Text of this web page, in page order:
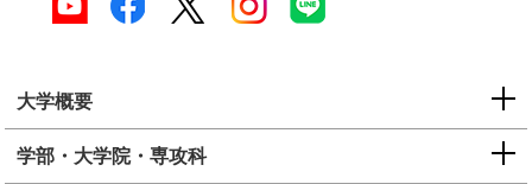
大学概要
学部・大学院・専攻科